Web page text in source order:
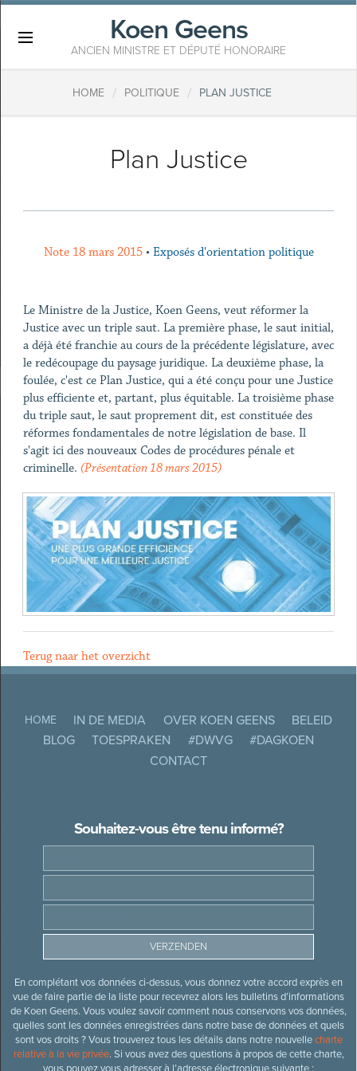
Koen Geens
ANCIEN MINISTRE ET DÉPUTÉ HONORAIRE
HOME / POLITIQUE / PLAN JUSTICE
Plan Justice
Note 18 mars 2015 • Exposés d'orientation politique
Le Ministre de la Justice, Koen Geens, veut réformer la
Justice avec un triple saut. La première phase, le saut initial,
a déjà été franchie au cours de la précédente législature, avec
le redécoupage du paysage juridique. La deuxième phase, la
foulée, c'est ce Plan Justice, qui a été conçu pour une Justice
plus efficiente et, partant, plus équitable. La troisième phase
du triple saut, le saut proprement dit, est constituée des
réformes fondamentales de notre législation de base. Il
s'agit ici des nouveaux Codes de procédures pénale et
criminelle. (Présentation 18 mars 2015)
Terug naar het overzicht
HOME IN DE MEDIA OVER KOEN GEENS
BELEID
BLOG
TOESPRAKEN #DWVG
#DAGKOEN
CONTACT
Souhaitez-vous être tenu informé?
En complétant vos données ci-dessus, vous donnez votre accord exprès en
vue de faire partie de la liste pour recevrez alors les bulletins d’informations
de Koen Geens. Vous voulez savoir comment nous conservons vos données,
quelles sont les données enregistrées dans notre base de données et quels
sont vos droits ? Vous trouverez tous les détails dans notre nouvellecharte
relative à la vie privée. Si vous avez des questions à propos de cette charte,
vous pouvez vous adresser à l’adresse électronique suivante :